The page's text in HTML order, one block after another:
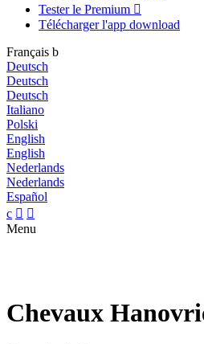
Tester le Premium 
Télécharger l'app download
Français b
Deutsch
Deutsch
Deutsch
Italiano
Polski
English
English
Nederlands
Nederlands
Español
c  
Menu
Chevaux